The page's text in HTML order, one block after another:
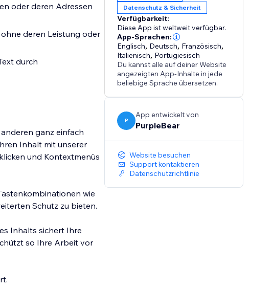
oder deren Adressen
deren Leistung oder
durch
ganz einfach
Inhalt mit unserer
und Kontextmenüs
wie
Schutz zu bieten.
Inhalts sichert Ihre
so Ihre Arbeit vor
Datenschutz & Sicherheit
Verfügbarkeit:
Diese App ist weltweit verfügbar.
App-Sprachen:
Englisch, Deutsch, Französisch,
Italienisch, Portugiesisch
Du kannst alle auf deiner Website
angezeigten App-Inhalte in jede
beliebige Sprache übersetzen.
P
App entwickelt von
PurpleBear
Website besuchen
Support kontaktieren
Datenschutzrichtlinie